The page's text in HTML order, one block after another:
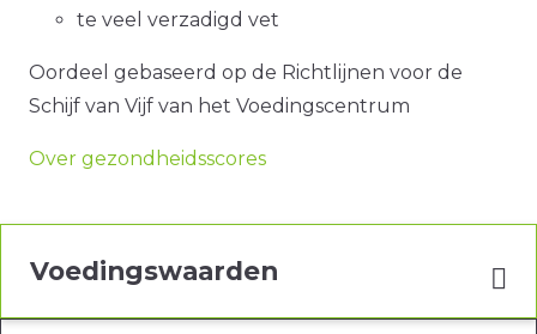
te veel verzadigd vet
Oordeel gebaseerd op de Richtlijnen voor de
Schijf van Vijf van het Voedingscentrum
Over gezondheidsscores
Voedingswaarden